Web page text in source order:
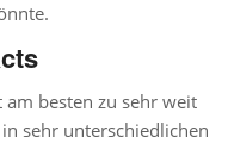
am besten zu sehr weit
sehr unterschiedlichen